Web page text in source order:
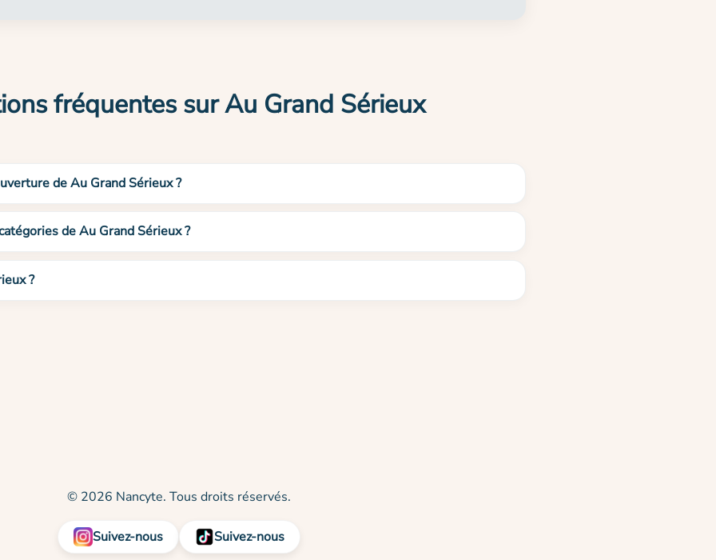
fréquentes sur Au Grand Sérieux
de Au Grand Sérieux ?
de Au Grand Sérieux ?
?
© 2026 Nancyte. Tous droits réservés.
Suivez-nous Suivez-nous